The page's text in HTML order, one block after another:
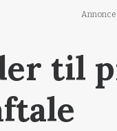
Annonce
til